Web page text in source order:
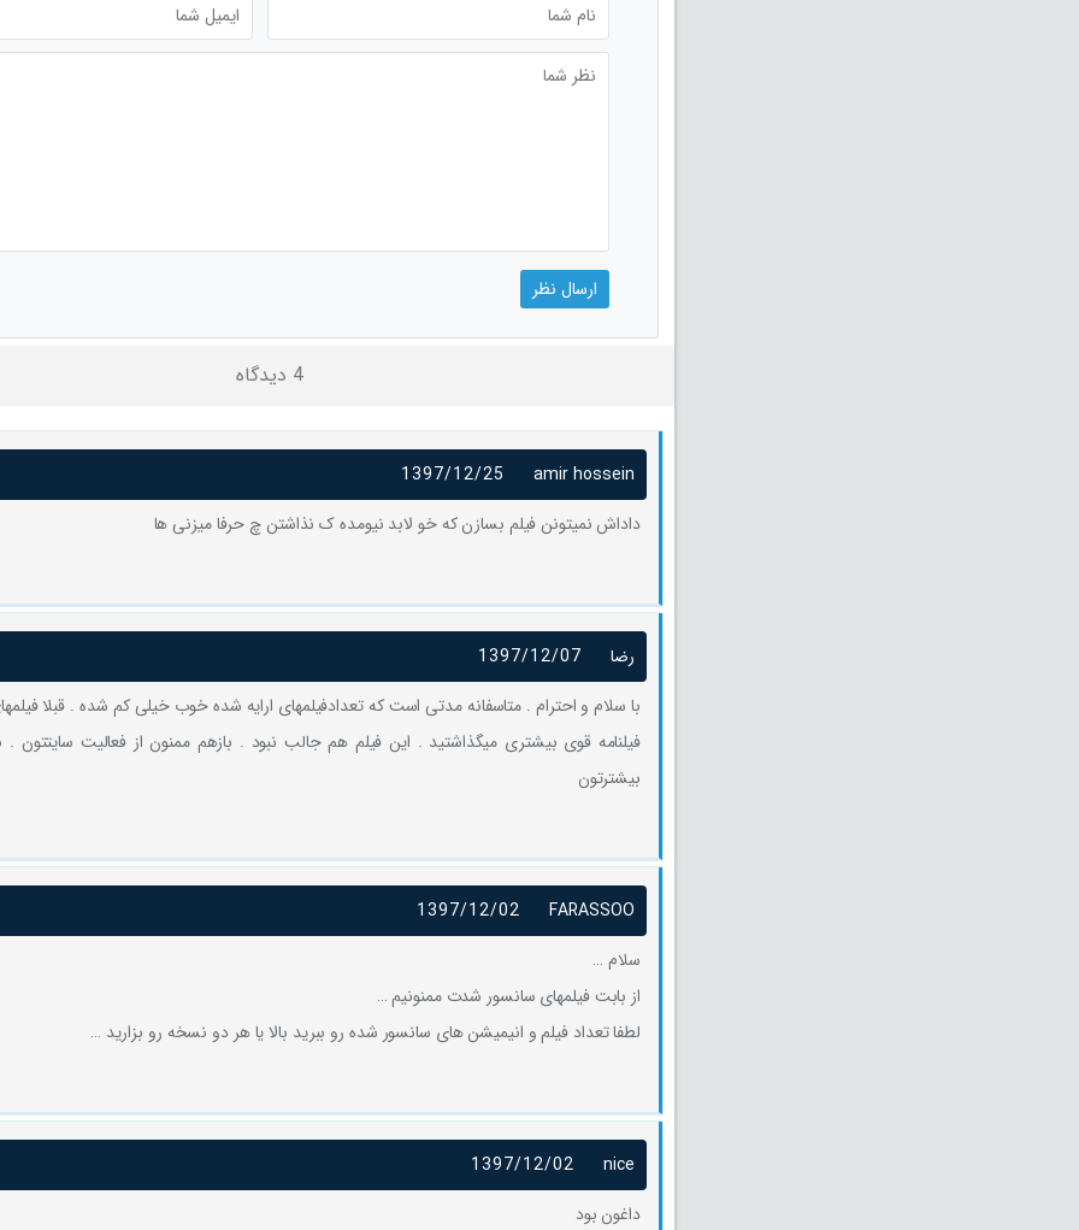
4 دیدگاه
amir hossein
1397/12/25
داداش نمیتونن فیلم بسازن که خو لابد نیومده ک نذاشتن چ حرفا میزنی ها
رضا
1397/12/07
با سلام و احترام . متاسفانه مدتی است که تعدادفیلمهای ارایه شده خوب خیلی کم شده . قبلا
فیلنامه قوی بیشتری میگذاشتید . این فیلم هم جالب نبود . بازهم ممنون از فعالیت سایتتون .
بیشترتون
FARASSOO
1397/12/02
سلام …
از بابت فیلمهای سانسور شدت ممنونیم …
لطفا تعداد فیلم و انیمیشن های سانسور شده رو ببرید بالا یا هر دو نسخه رو بزارید …
nice
1397/12/02
داغون بود